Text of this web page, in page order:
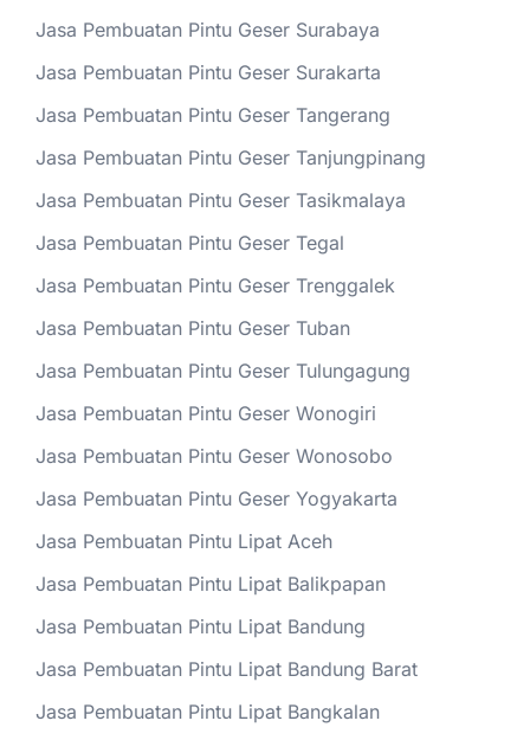
Jasa Pembuatan Pintu Geser Surabaya
Jasa Pembuatan Pintu Geser Surakarta
Jasa Pembuatan Pintu Geser Tangerang
Jasa Pembuatan Pintu Geser Tanjungpinang
Jasa Pembuatan Pintu Geser Tasikmalaya
Jasa Pembuatan Pintu Geser Tegal
Jasa Pembuatan Pintu Geser Trenggalek
Jasa Pembuatan Pintu Geser Tuban
Jasa Pembuatan Pintu Geser Tulungagung
Jasa Pembuatan Pintu Geser Wonogiri
Jasa Pembuatan Pintu Geser Wonosobo
Jasa Pembuatan Pintu Geser Yogyakarta
Jasa Pembuatan Pintu Lipat Aceh
Jasa Pembuatan Pintu Lipat Balikpapan
Jasa Pembuatan Pintu Lipat Bandung
Jasa Pembuatan Pintu Lipat Bandung Barat
Jasa Pembuatan Pintu Lipat Bangkalan